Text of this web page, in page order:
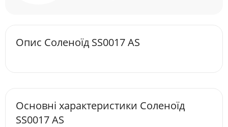
Опис Соленоїд SS0017 AS
Основні характеристики Соленоїд
SS0017 AS